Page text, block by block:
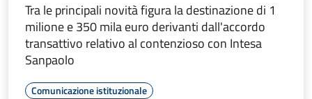
Tra le principali novità figura la destinazione di 1
milione e 350 mila euro derivanti dall'accordo
transattivo relativo al contenzioso con Intesa
Sanpaolo
Comunicazione istituzionale